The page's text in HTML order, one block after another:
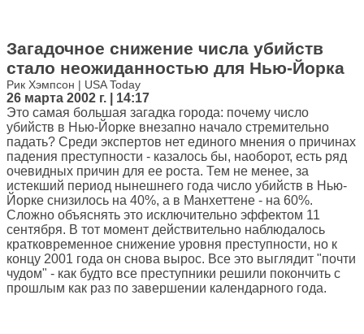
Загадочное снижение числа убийств
стало неожиданностью для Нью-Йорка
Рик Хэмпсон | USA Today
26 марта 2002 г. | 14:17
Это самая большая загадка города: почему число
убийств в Нью-Йорке внезапно начало стремительно
падать? Среди экспертов нет единого мнения о причинах
падения преступности - казалось бы, наоборот, есть ряд
очевидных причин для ее роста. Тем не менее, за
истекший период нынешнего года число убийств в Нью-
Йорке снизилось на 40%, а в Манхеттене - на 60%.
Сложно объяснять это исключительно эффектом 11
сентября. В тот момент действительно наблюдалось
кратковременное снижение уровня преступности, но к
концу 2001 года он снова вырос. Все это выглядит "почти
чудом" - как будто все преступники решили покончить с
прошлым как раз по завершении календарного года.